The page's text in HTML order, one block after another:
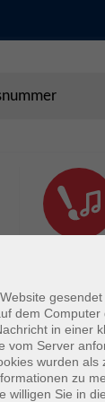
dem Computer
in einer
vom Server
wurden als
zu
willigen Sie in